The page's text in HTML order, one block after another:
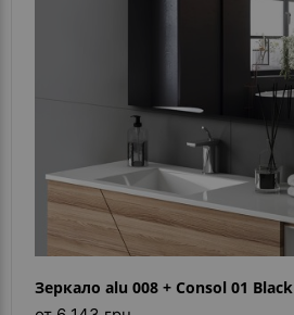
Зеркало alu 008 + Consol 01 Black